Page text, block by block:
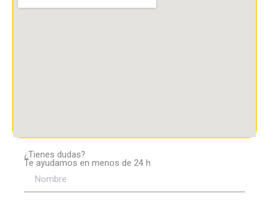
¿Tienes dudas?
Te ayudamos en menos de 24 h